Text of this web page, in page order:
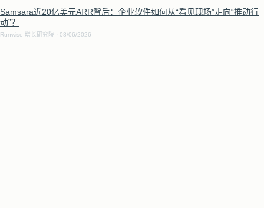
Samsara近20亿美元ARR背后：企业软件如何从“看见现场”走向“推动行
动”？
Runwise 增长研究院 08/06/2026